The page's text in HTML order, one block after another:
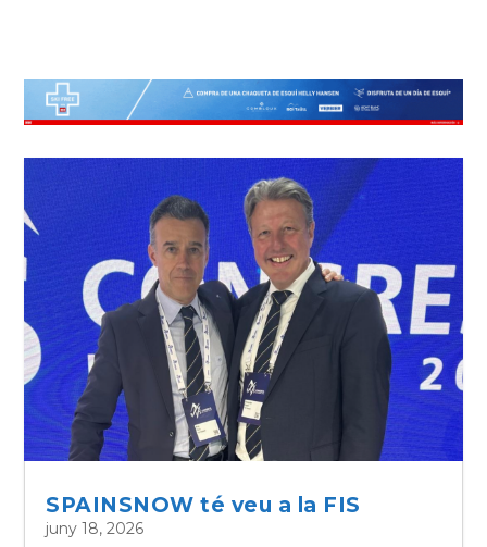
SPAINSNOW té veu a la FIS
juny 18, 2026